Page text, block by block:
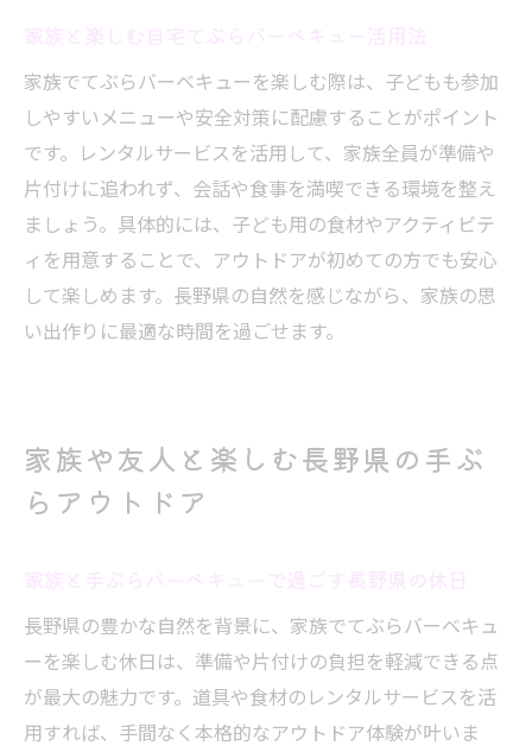
家族でてぶらバーベキューを楽しむ際は、子どもも参加
しやすいメニューや安全対策に配慮することがポイント
です。レンタルサービスを活用して、家族全員が準備や
片付けに追われず、会話や食事を満喫できる環境を整え
ましょう。具体的には、子ども用の食材やアクティビテ
ィを用意することで、アウトドアが初めての方でも安心
して楽しめます。長野県の自然を感じながら、家族の思
い出作りに最適な時間を過ごせます。
家族や友人と楽しむ長野県の手ぶ
らアウトドア
長野県の豊かな自然を背景に、家族でてぶらバーベキュ
ーを楽しむ休日は、準備や片付けの負担を軽減できる点
が最大の魅力です。道具や食材のレンタルサービスを活
用すれば、手間なく本格的なアウトドア体験が叶いま